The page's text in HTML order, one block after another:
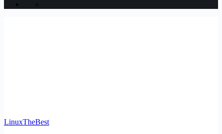
LinuxTheBest